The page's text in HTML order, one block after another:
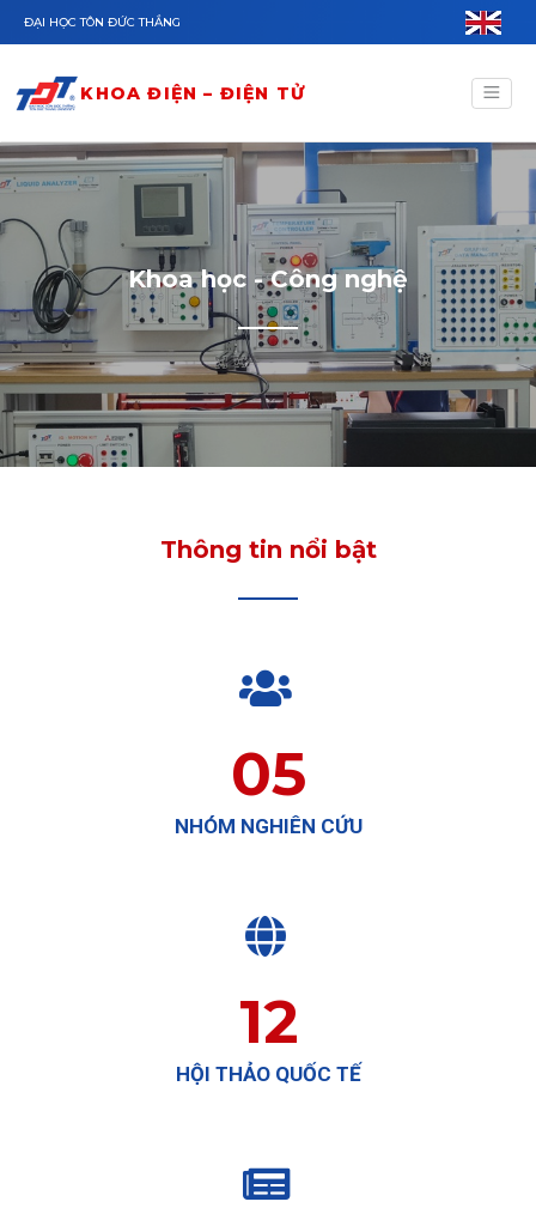
Nhảy đến nội dung
ĐẠI HỌC TÔN ĐỨC THẮNG
KHOA ĐIỆN – ĐIỆN TỬ
Khoa học - Công nghệ
Thông tin nổi bật

05
NHÓM NGHIÊN CỨU

12
HỘI THẢO QUỐC TẾ
